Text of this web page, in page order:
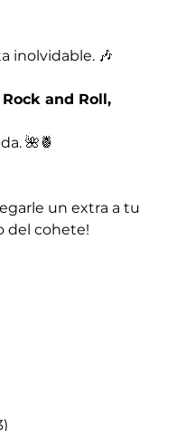
inolvidable. 🎶
Rock and Roll,
🌺🍍
un extra a tu
del cohete!